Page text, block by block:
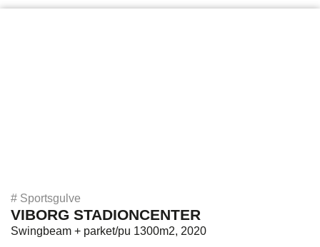
# Sportsgulve
VIBORG STADIONCENTER
Swingbeam + parket/pu 1300m2, 2020